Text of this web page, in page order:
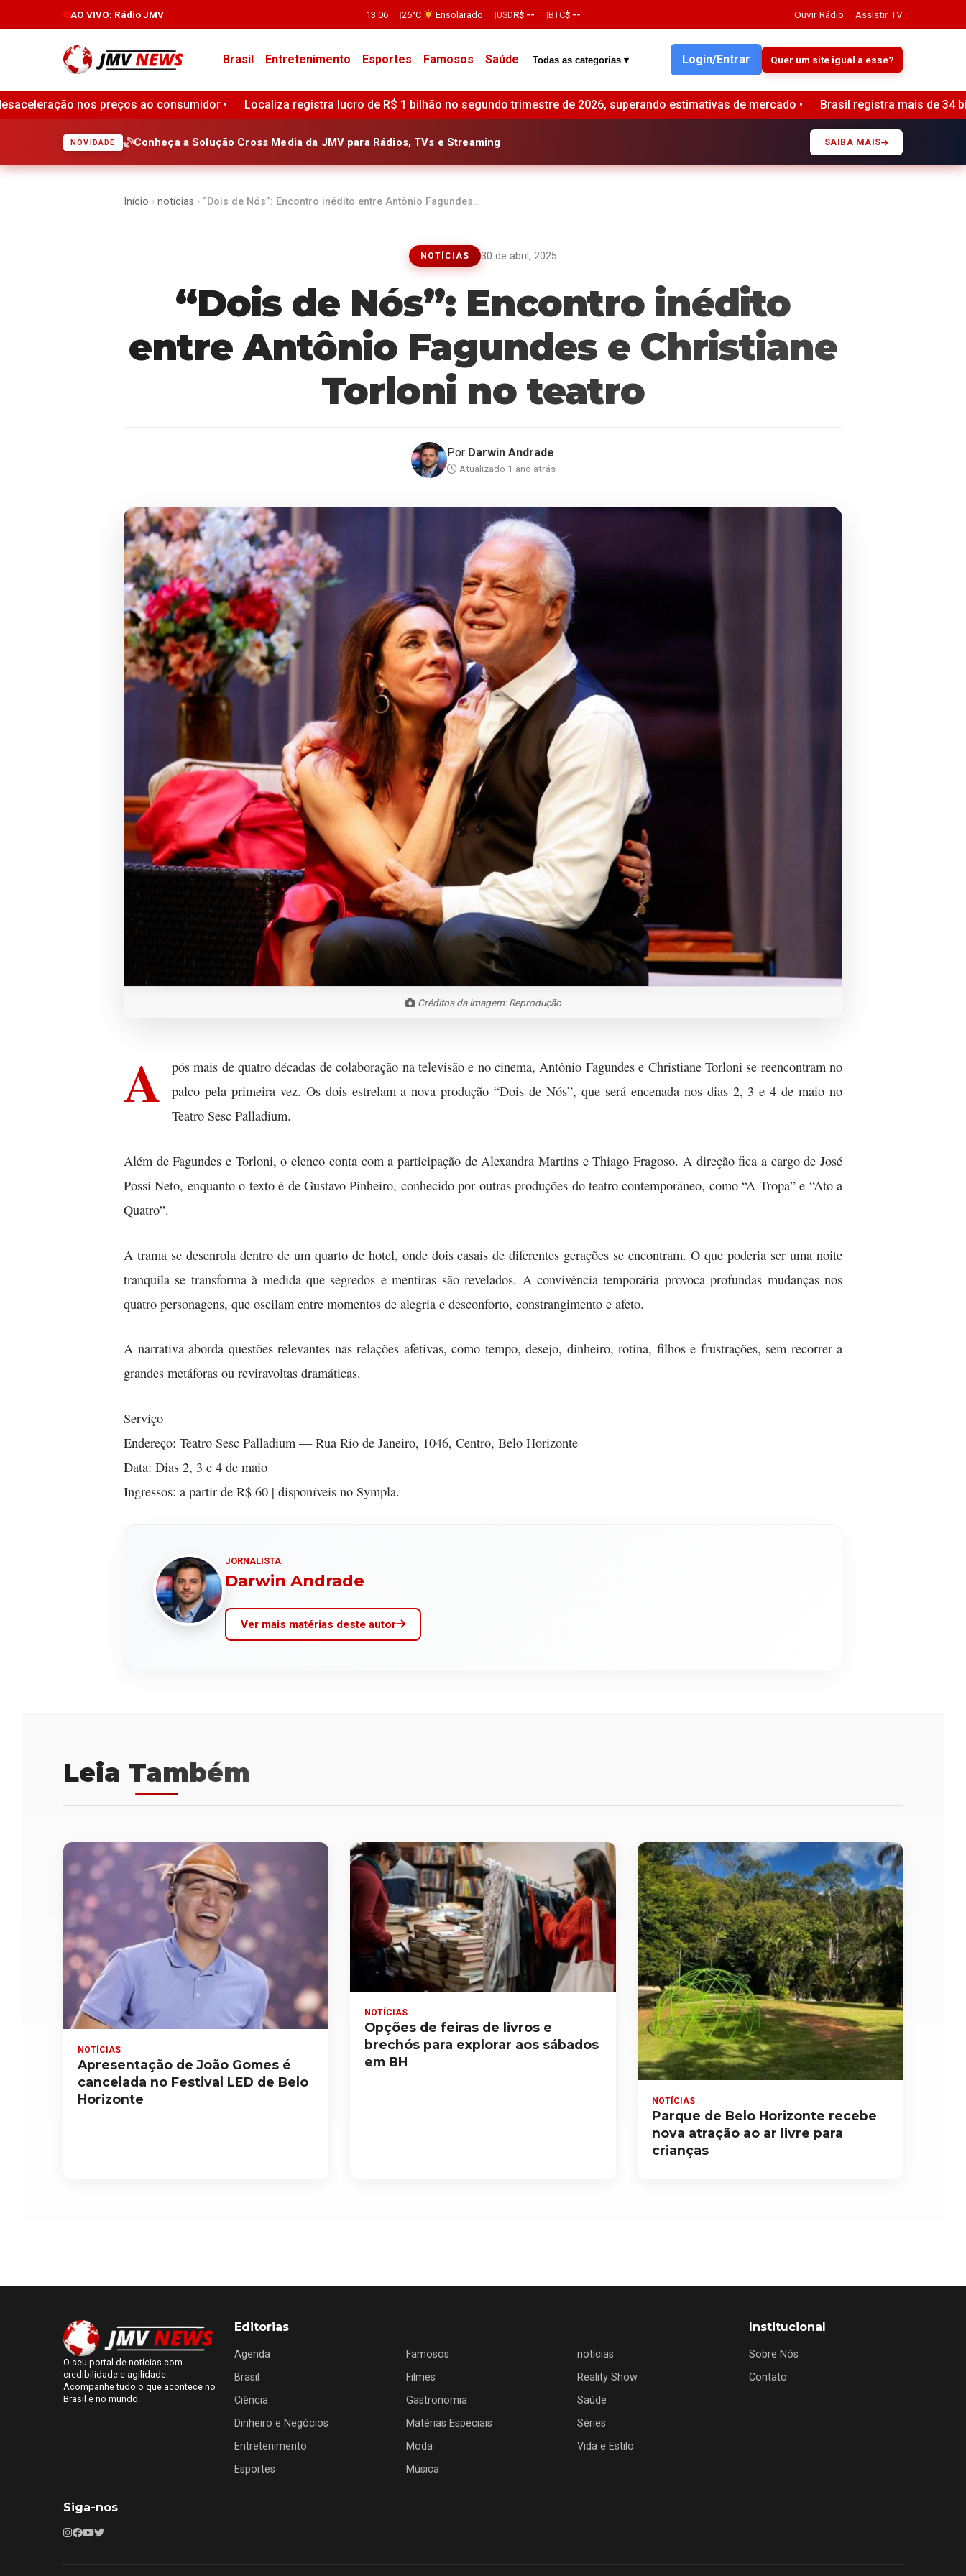
AO VIVO: Rádio JMV 13:06 26°C Ensolarado USDR$ -- BTC$ -- Ouvir Rádio Assistir TV
Brasil Entretenimento Esportes Famosos Saúde Todas as categorias ▾ Login/Entrar Quer um site igual a esse?
• Localiza registra lucro de R$ 1 bilhão no segundo trimestre de 2026, superando estimativas de mercado • Brasil registra mais de 34 bilhões de tentativas de golpes
NOVIDADE Conheça a Solução Cross Media da JMV para Rádios, TVs e Streaming SAIBA MAIS
Início › notícias › “Dois de Nós”: Encontro inédito entre Antônio Fagundes…
NOTÍCIAS 30 de abril, 2025
“Dois de Nós”: Encontro inédito
entre Antônio Fagundes e Christiane
Torloni no teatro
Por Darwin Andrade
Atualizado 1 ano atrás
Créditos da imagem: Reprodução
A
pós mais de quatro décadas de colaboração na televisão e no cinema, Antônio Fagundes e Christiane Torloni se reencontram no
palco pela primeira vez. Os dois estrelam a nova produção “Dois de Nós”, que será encenada nos dias 2, 3 e 4 de maio no
Teatro Sesc Palladium.
Além de Fagundes e Torloni, o elenco conta com a participação de Alexandra Martins e Thiago Fragoso. A direção fica a cargo de José
Possi Neto, enquanto o texto é de Gustavo Pinheiro, conhecido por outras produções do teatro contemporâneo, como “A Tropa” e “Ato a
Quatro”.
A trama se desenrola dentro de um quarto de hotel, onde dois casais de diferentes gerações se encontram. O que poderia ser uma noite
tranquila se transforma à medida que segredos e mentiras são revelados. A convivência temporária provoca profundas mudanças nos
quatro personagens, que oscilam entre momentos de alegria e desconforto, constrangimento e afeto.
A narrativa aborda questões relevantes nas relações afetivas, como tempo, desejo, dinheiro, rotina, filhos e frustrações, sem recorrer a
grandes metáforas ou reviravoltas dramáticas.
Serviço
Endereço: Teatro Sesc Palladium — Rua Rio de Janeiro, 1046, Centro, Belo Horizonte
Data: Dias 2, 3 e 4 de maio
Ingressos: a partir de R$ 60 | disponíveis no Sympla.
JORNALISTA
Darwin Andrade
Ver mais matérias deste autor
Leia Também
NOTÍCIAS
Apresentação de João Gomes é
cancelada no Festival LED de Belo
Horizonte
NOTÍCIAS
Opções de feiras de livros e
brechós para explorar aos sábados
em BH
NOTÍCIAS
Parque de Belo Horizonte recebe
nova atração ao ar livre para
crianças
O seu portal de notícias com
credibilidade e agilidade.
Acompanhe tudo o que acontece no
Brasil e no mundo.
Editorias
Agenda
Brasil
Ciência
Dinheiro e Negócios
Entretenimento
Esportes
Famosos
Filmes
Gastronomia
Matérias Especiais
Moda
Música
notícias
Reality Show
Saúde
Séries
Vida e Estilo
Institucional
Sobre Nós
Contato
Siga-nos